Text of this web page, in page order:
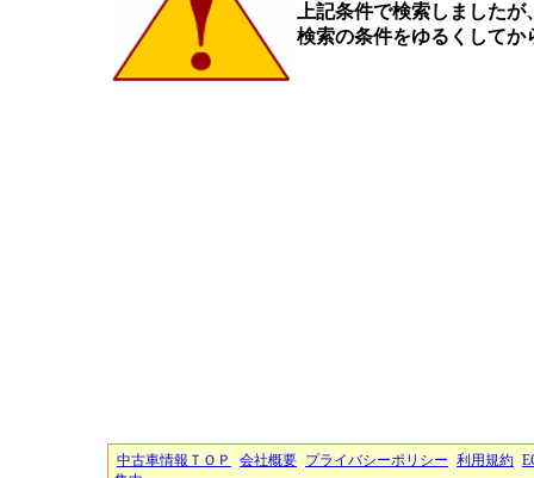
上記条件で検索しました
検索の条件をゆるくして
中古車情報ＴＯＰ 会社概要 プライバシーポリシー 利用規約